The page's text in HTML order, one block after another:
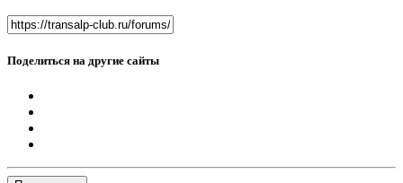
Поделиться на другие сайты